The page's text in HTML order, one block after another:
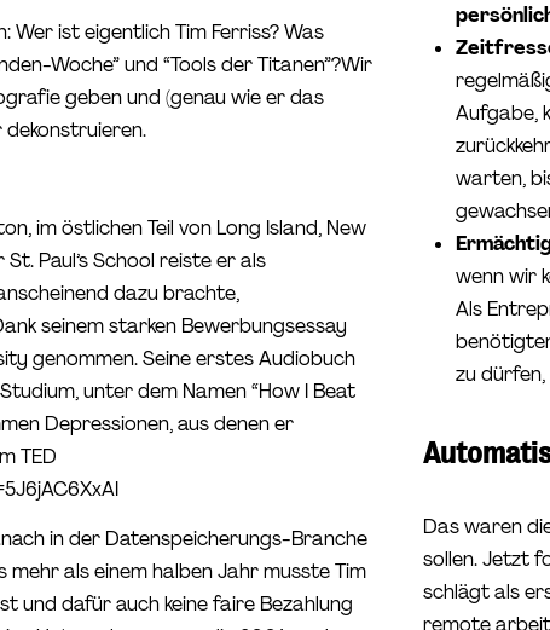
Wer ist eigentlich Tim Ferriss? Was
Woche” und “Tools der Titanen”?Wir
geben und (genau wie er das
im östlichen Teil von Long Island, New
Paul’s School reiste er als
dazu brachte,
seinem starken Bewerbungsessay
genommen. Seine erstes Audiobuch
unter dem Namen “How I Beat
Depressionen, aus denen er
TED
in der Datenspeicherungs-Branche
als einem halben Jahr musste Tim
und dafür auch keine faire Bezahlung
Aufgabe,
warten,
wenn wir
Als
zu dürfen,
Das waren
sollen. Jetzt
schlägt als
remote